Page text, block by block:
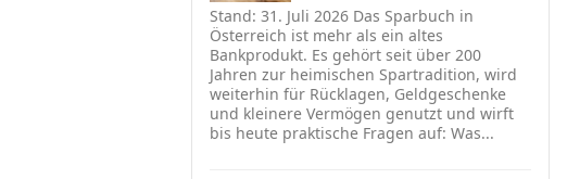
Stand: 31. Juli 2026 Das Sparbuch in
Österreich ist mehr als ein altes
Bankprodukt. Es gehört seit über 200
Jahren zur heimischen Spartradition, wird
weiterhin für Rücklagen, Geldgeschenke
und kleinere Vermögen genutzt und wirft
bis heute praktische Fragen auf: Was...